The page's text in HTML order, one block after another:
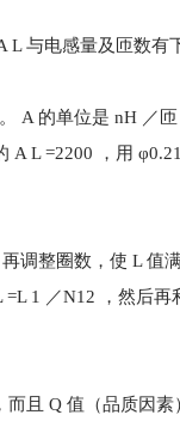
与电感量及匝数有
的单位是 nH ／
L =2200 ，用
调整圈数，使 L 值
1 ／N12 ，然后
且 Q 值（品质因